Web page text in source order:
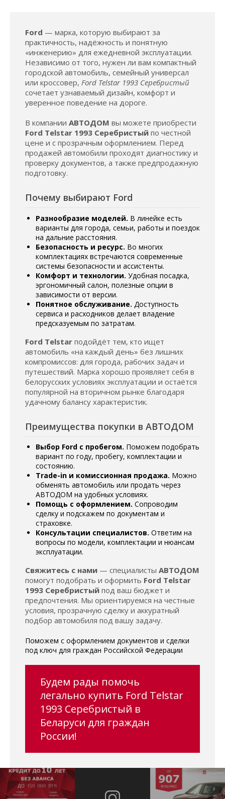
Ford — марка, которую выбирают за
практичность, надёжность и понятную
«инженерию» для ежедневной эксплуатации.
Независимо от того, нужен ли вам компактный
городской автомобиль, семейный универсал
или кроссовер, Ford Telstar 1993 Серебристый
сочетает узнаваемый дизайн, комфорт и
уверенное поведение на дороге.
В компании АВТОДОМ вы можете приобрести
Ford Telstar 1993 Серебристый по честной
цене и с прозрачным оформлением. Перед
продажей автомобили проходят диагностику и
проверку документов, а также предпродажную
подготовку.
Почему выбирают Ford
Разнообразие моделей. В линейке есть
варианты для города, семьи, работы и поездок
на дальние расстояния.
Безопасность и ресурс. Во многих
комплектациях встречаются современные
системы безопасности и ассистенты.
Комфорт и технологии. Удобная посадка,
эргономичный салон, полезные опции в
зависимости от версии.
Понятное обслуживание. Доступность
сервиса и расходников делает владение
предсказуемым по затратам.
Ford Telstar подойдёт тем, кто ищет
автомобиль «на каждый день» без лишних
компромиссов: для города, рабочих задач и
путешествий. Марка хорошо проявляет себя в
белорусских условиях эксплуатации и остаётся
популярной на вторичном рынке благодаря
удачному балансу характеристик.
Преимущества покупки в АВТОДОМ
Выбор Ford с пробегом. Поможем подобрать
вариант по году, пробегу, комплектации и
состоянию.
Trade-in и комиссионная продажа. Можно
обменять автомобиль или продать через
АВТОДОМ на удобных условиях.
Помощь с оформлением. Сопроводим
сделку и подскажем по документам и
страховке.
Консультации специалистов. Ответим на
вопросы по модели, комплектации и нюансам
эксплуатации.
Свяжитесь с нами — специалисты АВТОДОМ
помогут подобрать и оформить Ford Telstar
1993 Серебристый под ваш бюджет и
предпочтения. Мы ориентируемся на честные
условия, прозрачную сделку и аккуратный
подбор автомобиля под вашу задачу.
Поможем с оформлением документов и сделки
под ключ для граждан Российской Федерации
Будем рады помочь
легально купить Ford Telstar
1993 Серебристый в
Беларуси для граждан
России!